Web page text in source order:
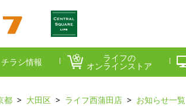
ラシ情報
ライフの
オンラインストア
都 大田区 ライフ西蒲田店 お知らせ一覧